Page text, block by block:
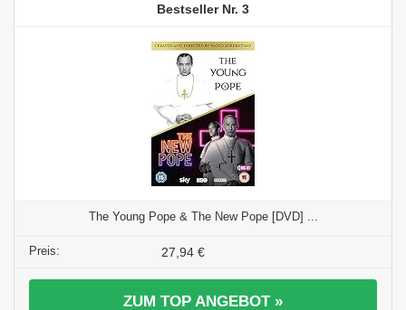
3
The Young Pope & The New Pope [DVD] ...
27,94 €
ZUM TOP ANGEBOT »